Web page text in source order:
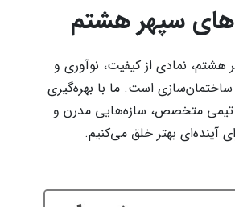
های سپهر هشتم
هشتم، نمادی از کیفیت، نوآوری و
است. ما با بهره‌گیری
تیمی متخصص، سازه‌هایی مدرن و
آینده‌ای بهتر خلق می‌کنیم.